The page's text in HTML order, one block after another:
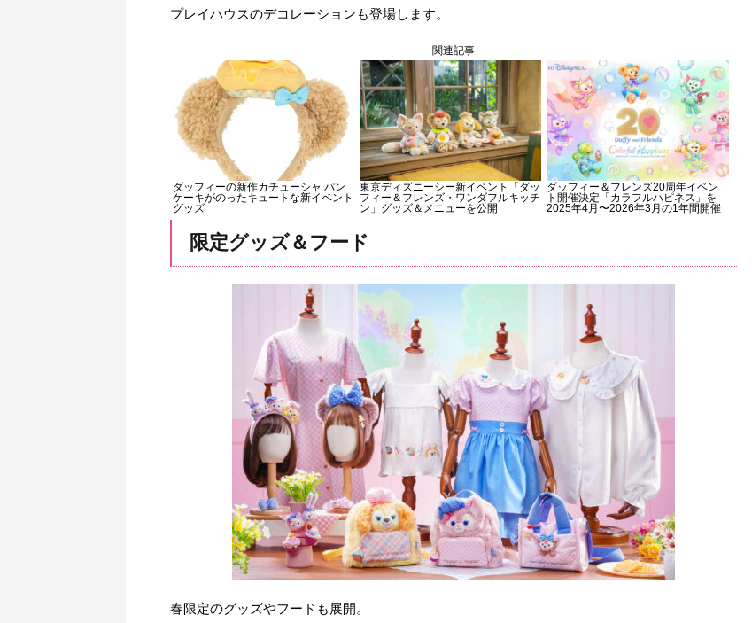
プレイハウスのデコレーションも登場します。
関連記事
ダッフィーの新作カチューシャ パン
ケーキがのったキュートな新イベント
グッズ
東京ディズニーシー新イベント「ダッ
フィー＆フレンズ・ワンダフルキッチ
ン」グッズ＆メニューを公開
ダッフィー＆フレンズ20周年イベン
ト開催決定「カラフルハピネス」を
2025年4月〜2026年3月の1年間開催
限定グッズ＆フード
春限定のグッズやフードも展開。